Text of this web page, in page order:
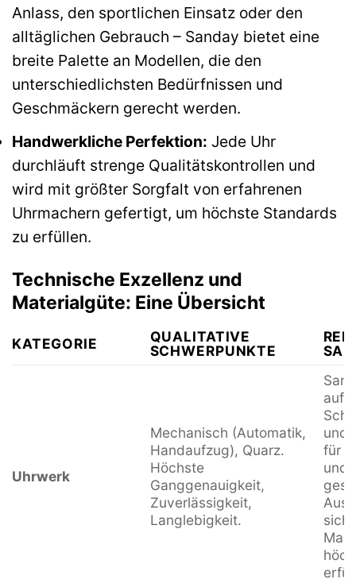
Anlass, den sportlichen Einsatz oder den
alltäglichen Gebrauch – Sanday bietet eine
breite Palette an Modellen, die den
unterschiedlichsten Bedürfnissen und
Geschmäckern gerecht werden.
Handwerkliche Perfektion: Jede Uhr
durchläuft strenge Qualitätskontrollen und
wird mit größter Sorgfalt von erfahrenen
Uhrmachern gefertigt, um höchste Standards
zu erfüllen.
Technische Exzellenz und
Materialgüte: Eine Übersicht
KATEGORIE
QUALITATIVE
SCHWERPUNKTE
Uhrwerk
Mechanisch (Automatik,
Handaufzug), Quarz.
Höchste
Ganggenauigkeit,
Zuverlässigkeit,
Langlebigkeit.
auf
und
für
und
sich